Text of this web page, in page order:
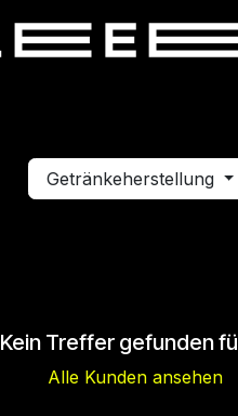
Getränkeherstellung
Kein Treffer gefunden
Alle Kunden ansehen